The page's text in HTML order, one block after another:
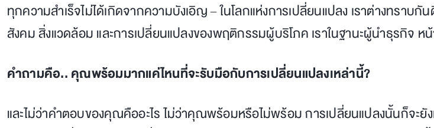
ทุกความสำเร็จไม่ได้เกิดจากความบังเอิญ – ในโลกแห่งการเปลี่ยนแปลง เราต่างทรา
สังคม สิ่งแวดล้อม และการเปลี่ยนแปลงของพฤติกรรมผู้บริโภค เราในฐานะผู้นำธุรกิจ ห
คำถามคือ.. คุณพร้อมมากแค่ไหนที่จะรับมือกับการเปลี่ยนแปลงเหล่านี้?
และไม่ว่าคำตอบของคุณคืออะไร ไม่ว่าคุณพร้อมหรือไม่พร้อม การเปลี่ยนแปลงนั้นก็จะ